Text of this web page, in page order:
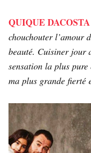
QUIQUE DACOSTA
chouchouter l’amour
beauté. Cuisiner jour
sensation la plus
ma plus grande fierté